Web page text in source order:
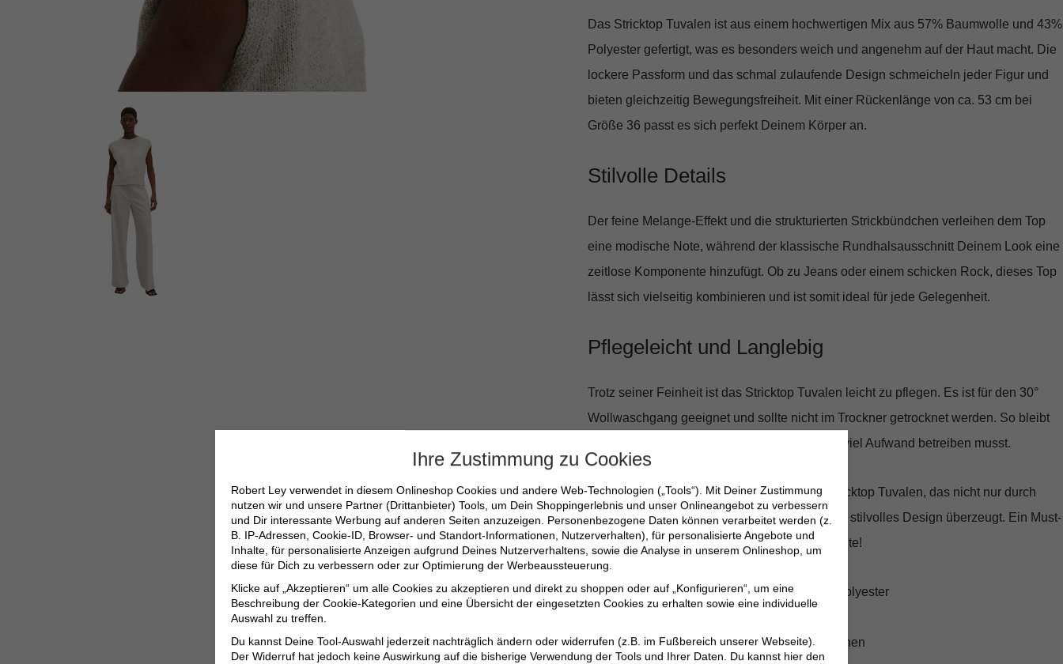
Das Stricktop Tuvalen ist aus einem hochwertigen Mix aus 57% Baumwolle und 43%
Polyester gefertigt, was es besonders weich und angenehm auf der Haut macht. Die
lockere Passform und das schmal zulaufende Design schmeicheln jeder Figur und
bieten gleichzeitig Bewegungsfreiheit. Mit einer Rückenlänge von ca. 53 cm bei
Größe 36 passt es sich perfekt Deinem Körper an.
Stilvolle Details
Der feine Melange-Effekt und die strukturierten Strickbündchen verleihen dem Top
eine modische Note, während der klassische Rundhalsausschnitt Deinem Look eine
zeitlose Komponente hinzufügt. Ob zu Jeans oder einem schicken Rock, dieses Top
lässt sich vielseitig kombinieren und ist somit ideal für jede Gelegenheit.
Pflegeleicht und Langlebig
Trotz seiner Feinheit ist das Stricktop Tuvalen leicht zu pflegen. Es ist für den 30°
Wollwaschgang geeignet und sollte nicht im Trockner getrocknet werden. So bleibt
es lange schön und formstabil, ohne dass Du viel Aufwand betreiben musst.
Genieße den Tag in vollen Zügen mit dem Stricktop Tuvalen, das nicht nur durch
seinen Tragekomfort, sondern auch durch sein stilvolles Design überzeugt. Ein Must-
have, das in keinem Kleiderschrank fehlen sollte!
Weicher Materialmix aus Baumwolle und Polyester
Modischer Melange-Effekt und Strickbündchen
Ihre Zustimmung zu Cookies
Robert Ley verwendet in diesem Onlineshop Cookies und andere Web-Technologien („Tools“). Mit Deiner Zustimmung
nutzen wir und unsere Partner (Drittanbieter) Tools, um Dein Shoppingerlebnis und unser Onlineangebot zu verbessern
und Dir interessante Werbung auf anderen Seiten anzuzeigen. Personenbezogene Daten können verarbeitet werden (z.
B. IP-Adressen, Cookie-ID, Browser- und Standort-Informationen, Nutzerverhalten), für personalisierte Angebote und
Inhalte, für personalisierte Anzeigen aufgrund Deines Nutzerverhaltens, sowie die Analyse in unserem Onlineshop, um
diese für Dich zu verbessern oder zur Optimierung der Werbeaussteuerung.
Klicke auf „Akzeptieren“ um alle Cookies zu akzeptieren und direkt zu shoppen oder auf „Konfigurieren“, um eine
Beschreibung der Cookie-Kategorien und eine Übersicht der eingesetzten Cookies zu erhalten sowie eine individuelle
Auswahl zu treffen.
Du kannst Deine Tool-Auswahl jederzeit nachträglich ändern oder widerrufen (z.B. im Fußbereich unserer Webseite).
Der Widerruf hat jedoch keine Auswirkung auf die bisherige Verwendung der Tools und Ihrer Daten. Du kannst hier den